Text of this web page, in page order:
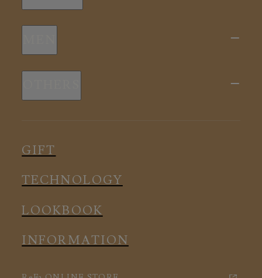
新商品
スリープウェア
ルームウェア
アクセサリー
新商品
ルームウェア
アクセサリー
GIFT
TECHNOLOGY
LOOKBOOK
INFORMATION